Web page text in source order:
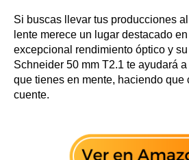
Si buscas llevar tus producciones
lente merece un lugar destacado
excepcional rendimiento óptico y
Schneider 50 mm T2.1 te ayudará
que tienes en mente, haciendo que
cuente.